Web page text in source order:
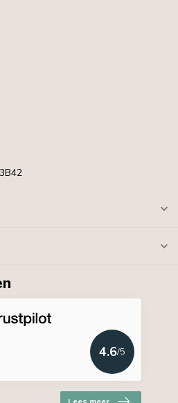
4.6/5